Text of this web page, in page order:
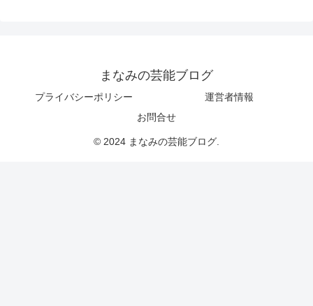
まなみの芸能ブログ
プライバシーポリシー
運営者情報
お問合せ
© 2024 まなみの芸能ブログ.